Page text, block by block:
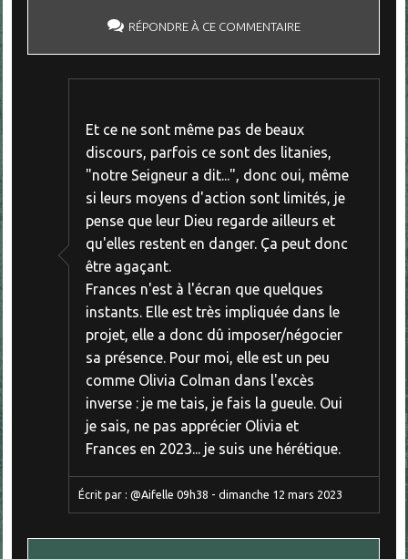
RÉPONDRE À CE COMMENTAIRE
Et ce ne sont même pas de beaux
discours, parfois ce sont des litanies,
"notre Seigneur a dit...", donc oui, même
si leurs moyens d'action sont limités, je
pense que leur Dieu regarde ailleurs et
qu'elles restent en danger. Ça peut donc
être agaçant.
Frances n'est à l'écran que quelques
instants. Elle est très impliquée dans le
projet, elle a donc dû imposer/négocier
sa présence. Pour moi, elle est un peu
comme Olivia Colman dans l'excès
inverse : je me tais, je fais la gueule. Oui
je sais, ne pas apprécier Olivia et
Frances en 2023... je suis une hérétique.
Écrit par : @Aifelle 09h38 - dimanche 12 mars 2023